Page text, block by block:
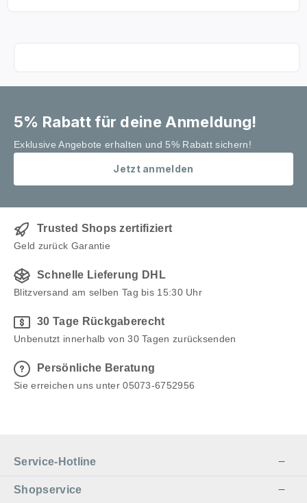
5% Rabatt für deine Anmeldung!
Exklusive Angebote erhalten und 5% Rabatt sichern!
Jetzt anmelden
Trusted Shops zertifiziert
Geld zurück Garantie
Schnelle Lieferung DHL
Blitzversand am selben Tag bis 15:30 Uhr
30 Tage Rückgaberecht
Unbenutzt innerhalb von 30 Tagen zurücksenden
Persönliche Beratung
Sie erreichen uns unter 05073-6752956
Service-Hotline
Shopservice